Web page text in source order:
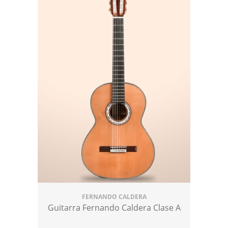
Una de las razones por las que vale la pena
invertir en instrumento de esta guitarrería
es la gran tradición que hay detrás de cada
pieza. Sus más de 30 años de experiencia le
permiten a Fernando tener unos
conocimientos y habilidades que plasma de
manera perfecta en cada guitarra.
Además, comprar una guitarra Caldera es
una inversión a largo plazo. Sus
instrumentos son conocidos por su
durabilidad y calidad, lo que significa que
podrás disfrutar del instrumento durante
muchos años. Además, el valor de estas
guitarras suele aumentar con el tiempo,
coleccionistas
y músicos de todo el mundo.
FERNANDO CALDERA
Guitarra Fernando Caldera Clase A